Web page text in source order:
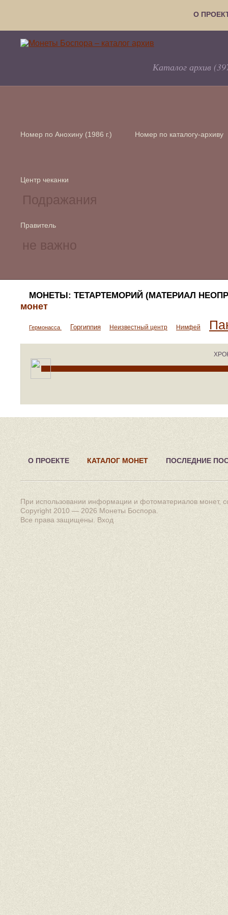
О
Каталог архив
Номер по Анохину (1986 г.) Номер по каталогу-архиву
Центр чеканки
Правитель
МОНЕТЫ: ТЕТАРТЕМОРИЙ (МАТЕРИАЛ
монет
Гермонасса Горгиппия Неизвестный центр Нимфей
О ПРОЕКТЕ КАТАЛОГ МОНЕТ ПОСЛЕДНИЕ
При использовании информации и фотоматериалов монет,
Copyright 2010 — 2026 Монеты Боспора
Все права защищены.Вход